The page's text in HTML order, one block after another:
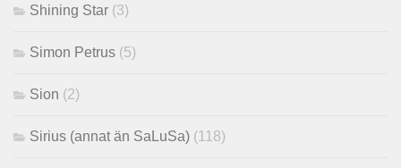
Shining Star (3)
Simon Petrus (5)
Sion (2)
Sirius (annat än SaLuSa) (118)